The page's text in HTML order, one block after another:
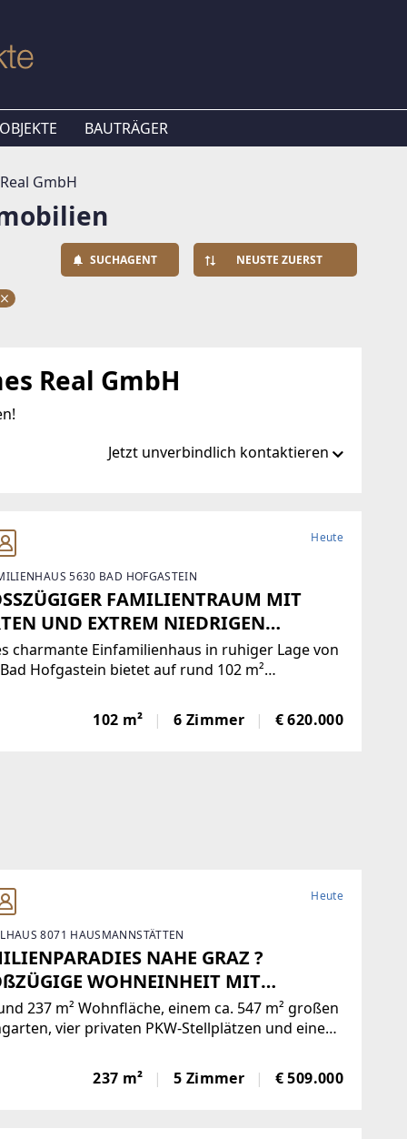
BAUTRÄGER
GmbH
SUCHAGENT NEUSTE ZUERST
Real GmbH
Jetzt unverbindlich kontaktieren
Heute
5630 BAD HOFGASTEIN
FAMILIENTRAUM MIT
UND EXTREM NIEDRIGEN
charmante Einfamilienhaus in ruhiger Lage von
Hofgastein bietet auf rund 102 m²
sich ideal für Familien, Paare mit erhöhtem
oder Mehrgenerationenwohnen.Auf drei
102 m² 6 Zimmer € 620.000
Heute
8071 HAUSMANNSTÄTTEN
NAHE GRAZ ?
WOHNEINHEIT MIT
237 m² Wohnfläche, einem ca. 547 m² großen
vier privaten PKW-Stellplätzen und einem
ein Wohngefühl, das kaum Wünsche
Durch den separaten Eingang und die
237 m² 5 Zimmer € 509.000